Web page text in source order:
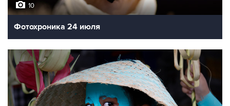
10
Фотохроника 24 июля